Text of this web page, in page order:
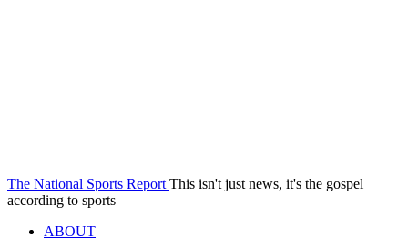
The National Sports Report This isn't just news, it's the gospel
according to sports
ABOUT